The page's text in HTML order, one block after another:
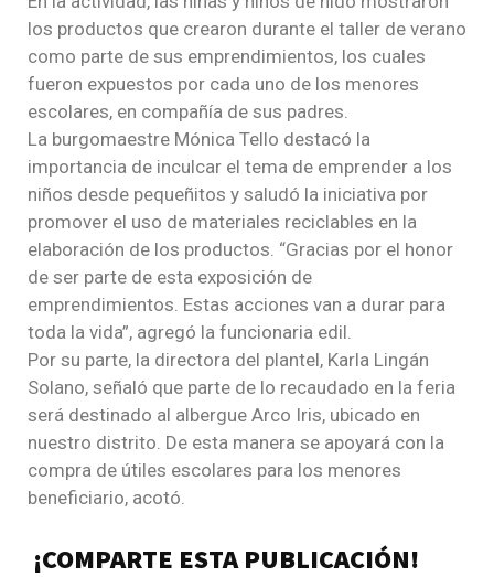
los productos que crearon durante el taller de verano
como parte de sus emprendimientos, los cuales
fueron expuestos por cada uno de los menores
escolares, en compañía de sus padres.
La burgomaestre Mónica Tello destacó la
importancia de inculcar el tema de emprender a los
niños desde pequeñitos y saludó la iniciativa por
promover el uso de materiales reciclables en la
elaboración de los productos. “Gracias por el honor
de ser parte de esta exposición de
emprendimientos. Estas acciones van a durar para
toda la vida”, agregó la funcionaria edil.
Por su parte, la directora del plantel, Karla Lingán
Solano, señaló que parte de lo recaudado en la feria
será destinado al albergue Arco Iris, ubicado en
nuestro distrito. De esta manera se apoyará con la
compra de útiles escolares para los menores
beneficiario, acotó.
¡COMPARTE ESTA PUBLICACIÓN!